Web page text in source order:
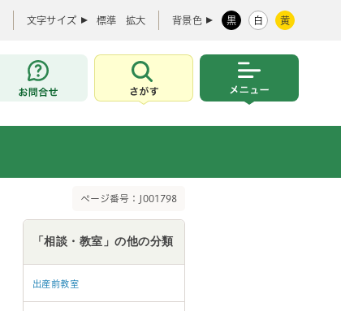
文字サイズ 標準 拡大 背景色 黒 白 黄
お問合せ
さがす
ページ番号：J001798
「相談・教室」の他の分類
出産前教室